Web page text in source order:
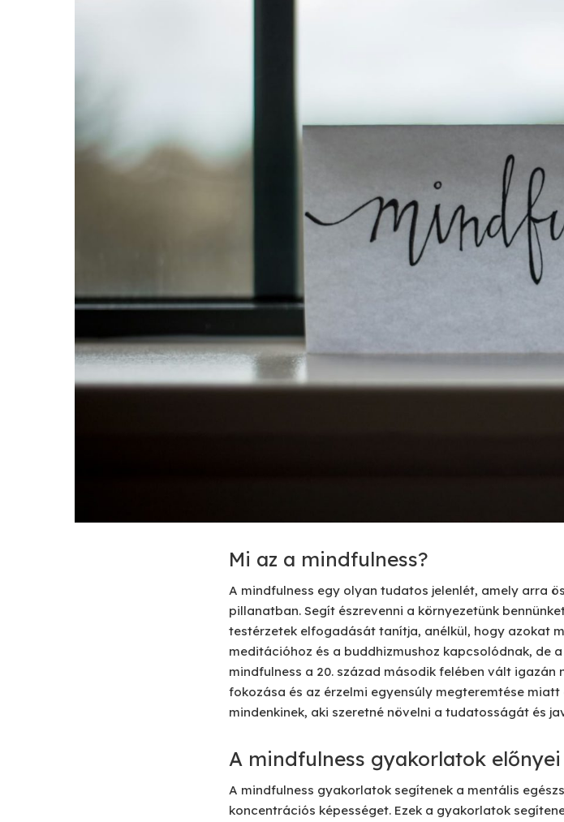
Mi az a mindfulness?
A mindfulness egy olyan tudatos jelenlét, amely arra
pillanatban. Segít észrevenni a környezetünk
testérzetek elfogadását tanítja, anélkül, hogy azokat
meditációhoz és a buddhizmushoz kapcsolódnak, de
mindfulness a 20. század második felében vált igazán
fokozása és az érzelmi egyensúly megteremtése
mindenkinek, aki szeretné növelni a tudatosságát és
A mindfulness gyakorlatok előnyei
A mindfulness gyakorlatok segítenek a mentális
koncentrációs képességet. Ezek a gyakorlatok